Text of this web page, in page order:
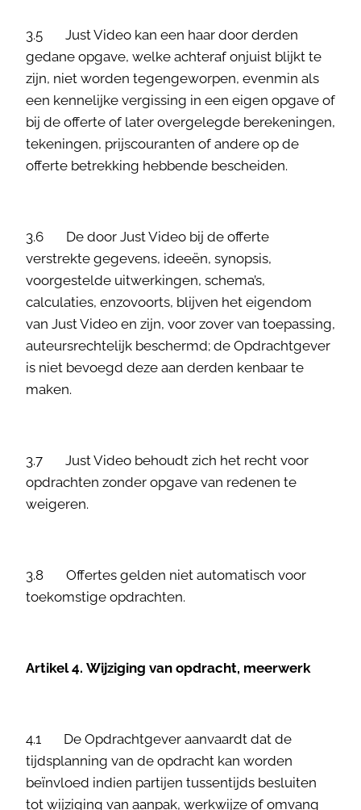
3.5 Just Video kan een haar door derden
gedane opgave, welke achteraf onjuist blijkt te
zijn, niet worden tegengeworpen, evenmin als
een kennelijke vergissing in een eigen opgave of
bij de offerte of later overgelegde berekeningen,
tekeningen, prijscouranten of andere op de
offerte betrekking hebbende bescheiden.
3.6 De door Just Video bij de offerte
verstrekte gegevens, ideeën, synopsis,
voorgestelde uitwerkingen, schema’s,
calculaties, enzovoorts, blijven het eigendom
van Just Video en zijn, voor zover van toepassing,
auteursrechtelijk beschermd; de Opdrachtgever
is niet bevoegd deze aan derden kenbaar te
maken.
3.7 Just Video behoudt zich het recht voor
opdrachten zonder opgave van redenen te
weigeren.
3.8 Offertes gelden niet automatisch voor
toekomstige opdrachten.
Artikel 4. Wijziging van opdracht, meerwerk
4.1 De Opdrachtgever aanvaardt dat de
tijdsplanning van de opdracht kan worden
beïnvloed indien partijen tussentijds besluiten
tot wijziging van aanpak, werkwijze of omvang